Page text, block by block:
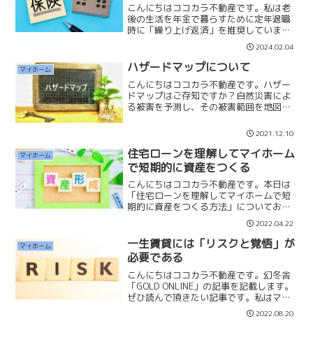
こんにちはココカラ不動産です。私は老
後の生活を年金で暮らすために定年退職
時に「繰り上げ返済」を推奨していま
す。完済されたマイホームがあれば、年
金と少しの貯蓄があれば最低限暮らして
いくことができると考えているからで
す。ただ、住宅ローンには「団...
2024.02.04
マイホーム ハザードマップについて
こんにちはココカラ不動産です。ハザー
ドマップはご存知ですか？自然災害によ
る被害を予測し、その被害範囲を地図化
すが、・河川の浸水洪水・土砂災害・地
震災害・火山防災・津波浸水・高潮など
の被害予測地図があります...
2021.12.10
マイホーム
住宅ローンを理解してマイホーム
で短期的に資産をつくる
こんにちはココカラ不動産です。本日は
「住宅ローンを理解してマイホームで短
期的に資産をつくる方法」についてお話
しします。現在の住宅ローン金利は0.5％
前後です。ほぼ無金利と言っても良いで
しょう。さらに、この低金利の中に「団
体信用生命保険」の保...
2022.04.22
マイホーム
一生賃貸には「リスクと覚悟」が
必要である
こんにちはココカラ不動産です。幻冬舎
「GOLD ONLINE」の記事を記載します。
ぜひ読んで頂きたい記事です。私はマイ
ホーム購入を推奨しています。賃貸に住
むことの「リスク」に気づいたなら、出
2022.08.20